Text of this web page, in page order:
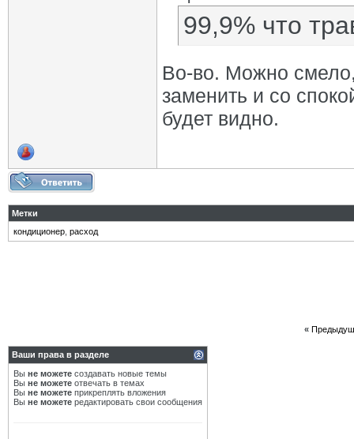
99,9% что
Во-во. Можно
заменить и со
будет видно.
Метки
кондиционер расход
«
Ваши права в разделе
Вы не можете создавать новые темы
Вы не можете отвечать в темах
Вы не можете прикреплять вложения
Вы не можете редактировать свои сообщения